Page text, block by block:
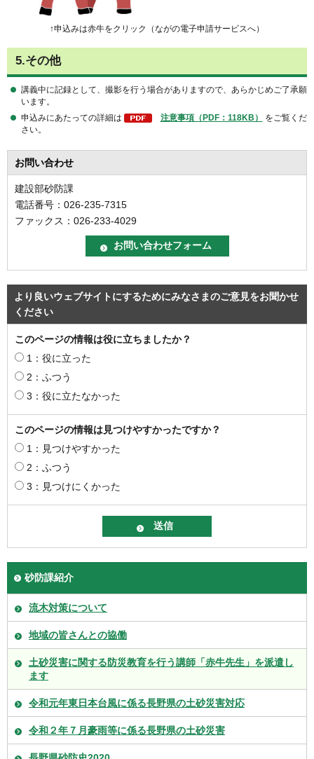
↑申込みは赤牛をクリック（ながの電子申請サービスへ）
5.その他
講義中に記録として、撮影を行う場合がありますので、あらかじめご了承願
います。
申込みにあたっての詳細は
注意事項（PDF：118KB）
をご覧くだ
さい。
お問い合わせ
建設部砂防課
電話番号：026-235-7315
ファックス：026-233-4029
より良いウェブサイトにするためにみなさまのご意見をお聞かせ
ください
このページの情報は役に立ちましたか？
1：役に立った
2：ふつう
3：役に立たなかった
このページの情報は見つけやすかったですか？
1：見つけやすかった
2：ふつう
3：見つけにくかった
砂防課紹介
流木対策について
地域の皆さんとの協働
土砂災害に関する防災教育を行う講師「赤牛先生」を派遣し
ます
令和元年東日本台風に係る長野県の土砂災害対応
令和２年７月豪雨等に係る長野県の土砂災害